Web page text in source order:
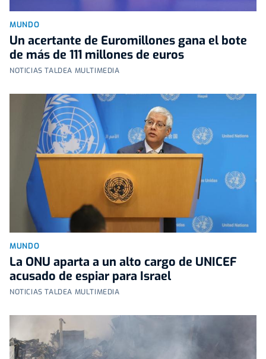
MUNDO
Un acertante de Euromillones gana el bote
de más de 111 millones de euros
NOTICIAS TALDEA MULTIMEDIA
MUNDO
La ONU aparta a un alto cargo de UNICEF
acusado de espiar para Israel
NOTICIAS TALDEA MULTIMEDIA